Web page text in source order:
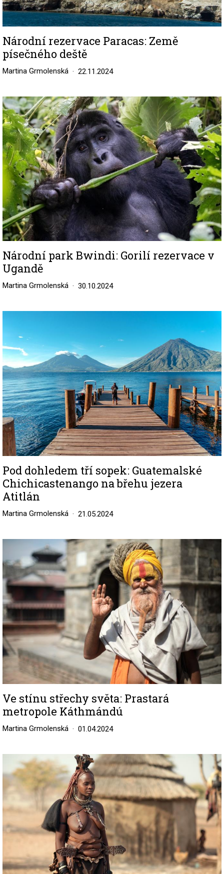
Národní rezervace Paracas: Země
písečného deště
Martina Grmolenská 22.11.2024
Image
Národní park Bwindi: Gorilí rezervace v
Ugandě
Martina Grmolenská 30.10.2024
Pod dohledem tří sopek: Guatemalské
Chichicastenango na břehu jezera
Atitlán
Martina Grmolenská 21.05.2024
Ve stínu střechy světa: Prastará
metropole Káthmándú
Martina Grmolenská 01.04.2024
Image